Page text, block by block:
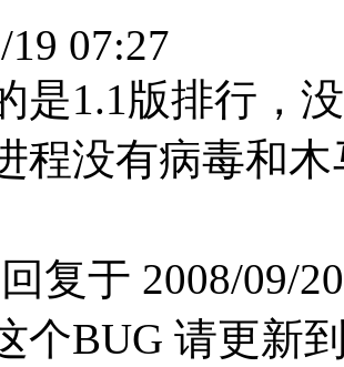
19 07:27
是1.1版排行，
程没有病毒和
回复于 2008/09/
个BUG 请更新